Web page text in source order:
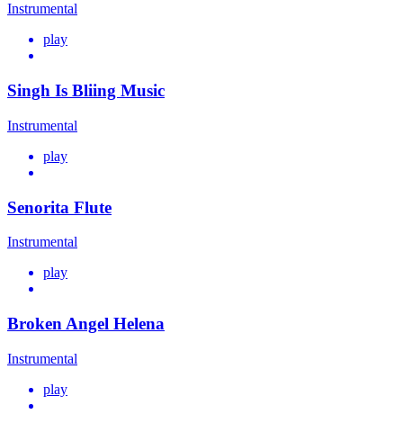
Instrumental
play
Singh Is Bliing Music
Instrumental
play
Senorita Flute
Instrumental
play
Broken Angel Helena
Instrumental
play